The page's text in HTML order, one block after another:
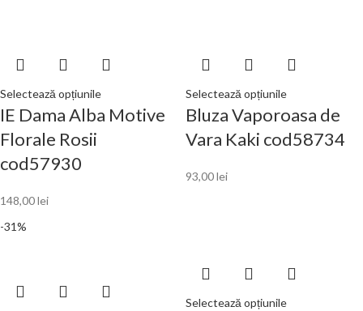
Selectează opțiunile
IE Dama Alba Motive
Florale Rosii
cod57930
148,00lei
Selectează opțiunile
Bluza Vaporoasa de
Vara Kaki cod58734
93,00lei
-31%
Selectează opțiunile